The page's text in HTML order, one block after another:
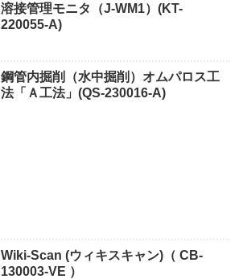
溶接管理モニタ（J-WM1）(KT-
220055-A)
鋼管内掘削（水中掘削）オムパロス工
法「Ａ工法」(QS-230016-A)
Wiki-Scan (ウィキスキャン)（ CB-
130003-VE ）